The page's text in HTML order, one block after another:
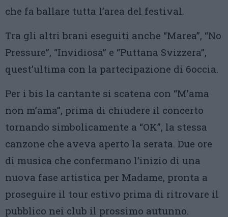
che fa ballare tutta l’area del festival.
Tra gli altri brani eseguiti anche “Marea”, “No
Pressure”, “Invidiosa” e “Puttana Svizzera”,
quest’ultima con la partecipazione di 6occia.
Per i bis la cantante si scatena con “M’ama
non m’ama”, prima di chiudere il concerto
tornando simbolicamente a “OK”, la stessa
canzone che aveva aperto la serata. Due ore
di musica che confermano l’inizio di una
nuova fase artistica per Madame, pronta a
proseguire il tour estivo prima di ritrovare il
pubblico nei club il prossimo autunno.